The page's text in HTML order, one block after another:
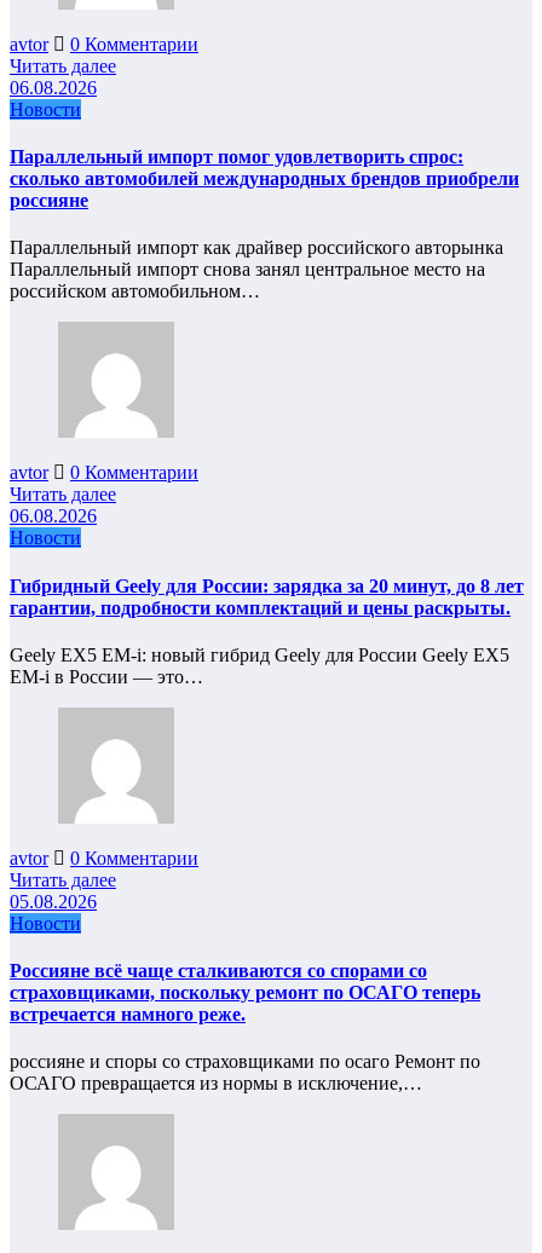
avtor
0 Комментарии
Читать далее
06.08.2026
Новости
Параллельный импорт помог удовлетворить спрос:
сколько автомобилей международных брендов приобрели
россияне
Параллельный импорт как драйвер российского авторынка
Параллельный импорт снова занял центральное место на
российском автомобильном…
avtor
0 Комментарии
Читать далее
06.08.2026
Новости
Гибридный Geely для России: зарядка за 20 минут, до 8 лет
гарантии, подробности комплектаций и цены раскрыты.
Geely EX5 EM-i: новый гибрид Geely для России Geely EX5
EM-i в России — это…
avtor
0 Комментарии
Читать далее
05.08.2026
Новости
Россияне всё чаще сталкиваются со спорами со
страховщиками, поскольку ремонт по ОСАГО теперь
встречается намного реже.
россияне и споры со страховщиками по осаго Ремонт по
ОСАГО превращается из нормы в исключение,…